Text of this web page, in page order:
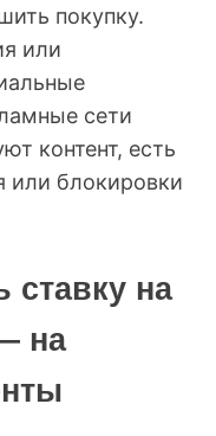
покупку.
или
сети
контент, есть
или блокировки
ставку на
на